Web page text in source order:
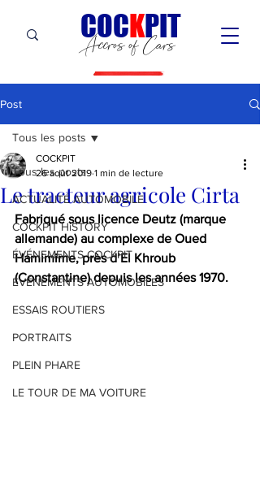
Accros of Cars
COCKPIT
Post
Tous les posts
ACTUALITÉ AUTOMOBILE
COCKPIT HiSTORY
ÉVÉNEMENTS COCKPIT
ÉVÉNEMENTS AUTOMOBILES
ESSAIS ROUTIERS
PORTRAITS
PLEIN PHARE
LE TOUR DE MA VOITURE
Tous les posts
Le tracteur agricole Cirta
COCKPIT
26 août 2019 1 min de lecture
Fabriqué sous licence Deutz (marque
allemande) au complexe de Oued
Hamimime, près d’El Khroub
(Constantine) depuis les années 1970.